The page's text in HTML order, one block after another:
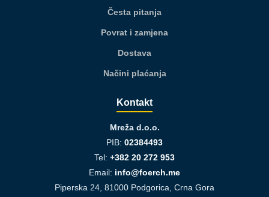
Česta pitanja
Povrat i zamjena
Dostava
Načini plaćanja
Kontakt
Mreža d.o.o.
PIB: 02384493
Tel: +382 20 272 953
Email: info@foerch.me
Piperska 24, 81000 Podgorica, Crna Gora